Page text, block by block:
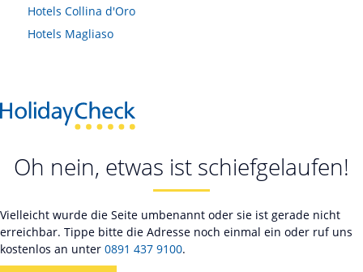
Hotels Collina d'Oro
Hotels Magliaso
Oh nein, etwas ist schiefgelaufen!
Vielleicht wurde die Seite umbenannt oder sie ist gerade nicht
erreichbar. Tippe bitte die Adresse noch einmal ein oder ruf uns
kostenlos an unter 0891 437 9100.